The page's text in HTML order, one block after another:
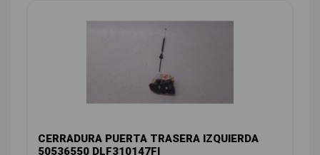
CERRADURA PUERTA TRASERA IZQUIERDA
50536550 DLF310147FI